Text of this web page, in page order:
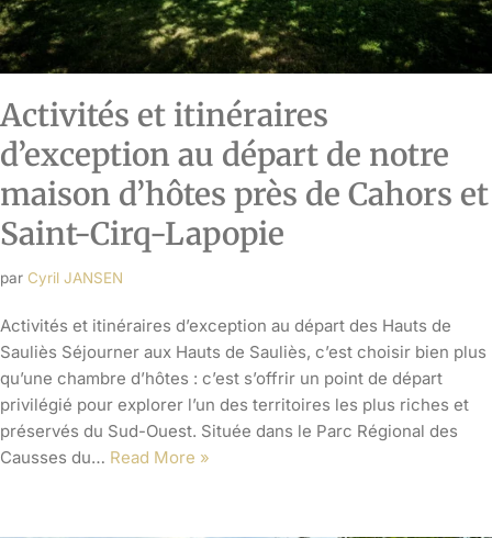
Activités et itinéraires
d’exception au départ de notre
maison d’hôtes près de Cahors et
Saint-Cirq-Lapopie
par Cyril JANSEN
Activités et itinéraires d’exception au départ des Hauts de
Sauliès Séjourner aux Hauts de Sauliès, c’est choisir bien plus
qu’une chambre d’hôtes : c’est s’offrir un point de départ
privilégié pour explorer l’un des territoires les plus riches et
préservés du Sud-Ouest. Située dans le Parc Régional des
Causses du… Read More »